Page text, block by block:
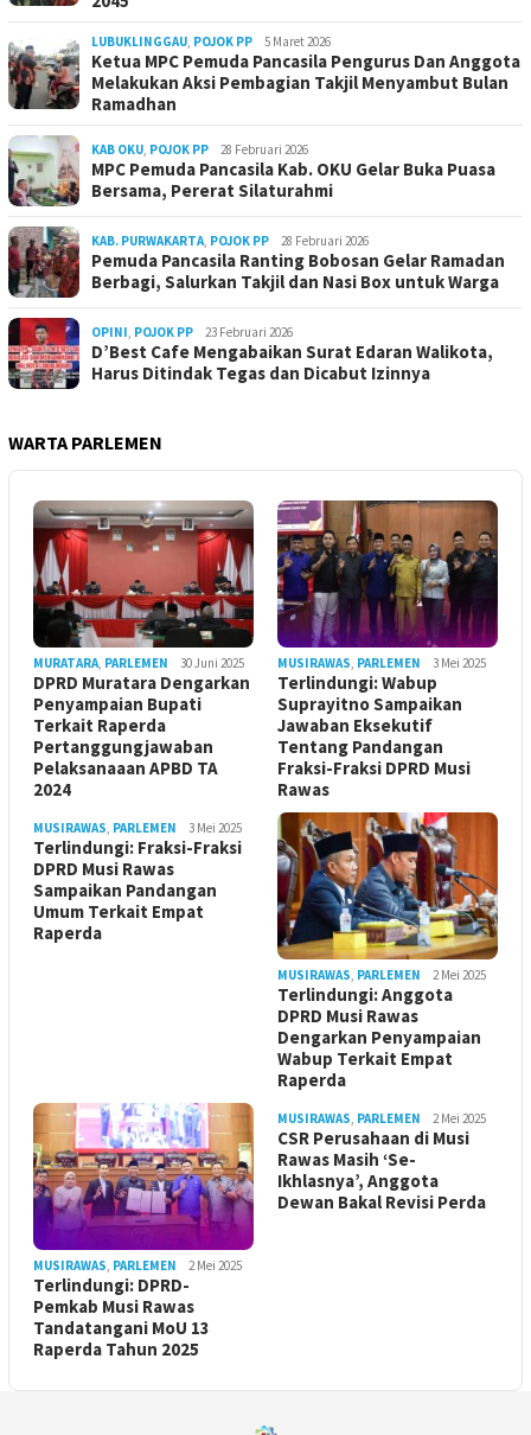
LUBUKLINGGAU, POJOK PP 5 Maret 2026
Ketua MPC Pemuda Pancasila Pengurus Dan Anggota
Melakukan Aksi Pembagian Takjil Menyambut Bulan
Ramadhan
KAB OKU, POJOK PP 28 Februari 2026
MPC Pemuda Pancasila Kab. OKU Gelar Buka Puasa
Bersama, Pererat Silaturahmi
KAB. PURWAKARTA, POJOK PP 28 Februari 2026
Pemuda Pancasila Ranting Bobosan Gelar Ramadan
Berbagi, Salurkan Takjil dan Nasi Box untuk Warga
OPINI, POJOK PP 23 Februari 2026
D’Best Cafe Mengabaikan Surat Edaran Walikota,
Harus Ditindak Tegas dan Dicabut Izinnya
WARTA PARLEMEN
MURATARA, PARLEMEN 30 Juni 2025
DPRD Muratara Dengarkan
Penyampaian Bupati
Terkait Raperda
Pertanggungjawaban
Pelaksanaaan APBD TA
2024
MUSIRAWAS, PARLEMEN 3 Mei 2025
Terlindungi: Wabup
Suprayitno Sampaikan
Jawaban Eksekutif
Tentang Pandangan
Fraksi-Fraksi DPRD Musi
Rawas
MUSIRAWAS, PARLEMEN 3 Mei 2025
Terlindungi: Fraksi-Fraksi
DPRD Musi Rawas
Sampaikan Pandangan
Umum Terkait Empat
Raperda
MUSIRAWAS, PARLEMEN 2 Mei 2025
Terlindungi: Anggota
DPRD Musi Rawas
Dengarkan Penyampaian
Wabup Terkait Empat
Raperda
MUSIRAWAS, PARLEMEN 2 Mei 2025
Terlindungi: DPRD-
Pemkab Musi Rawas
Tandatangani MoU 13
Raperda Tahun 2025
MUSIRAWAS, PARLEMEN 2 Mei 2025
CSR Perusahaan di Musi
Rawas Masih ‘Se-
Ikhlasnya’, Anggota
Dewan Bakal Revisi Perda ‎